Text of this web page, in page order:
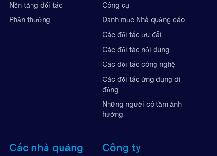
Nền tảng đối tác
Phần thưởng
Công cụ
Danh mục Nhà quảng cáo
Các đối tác ưu đãi
Các đối tác nội dung
Các đối tác công nghệ
Các đối tác ứng dụng di
động
Những người có tầm ảnh
hưởng
Các nhà quảng
Công ty